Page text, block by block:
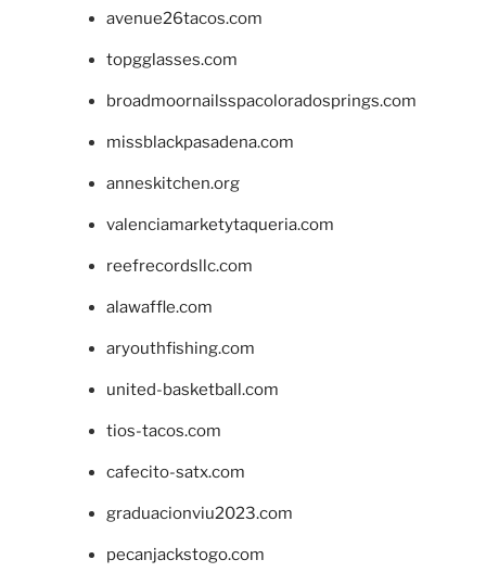
avenue26tacos.com
topgglasses.com
broadmoornailsspacoloradosprings.com
missblackpasadena.com
anneskitchen.org
valenciamarketytaqueria.com
reefrecordsllc.com
alawaffle.com
aryouthfishing.com
united-basketball.com
tios-tacos.com
cafecito-satx.com
graduacionviu2023.com
pecanjackstogo.com